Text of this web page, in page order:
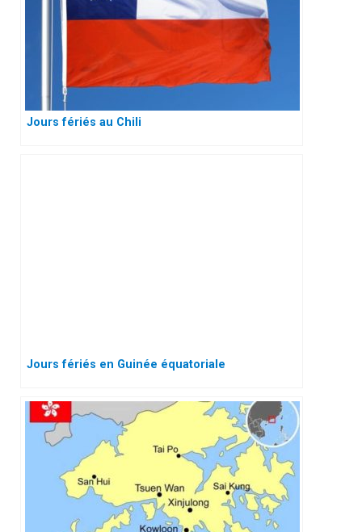
Jours fériés au Chili
Jours fériés en Guinée équatoriale